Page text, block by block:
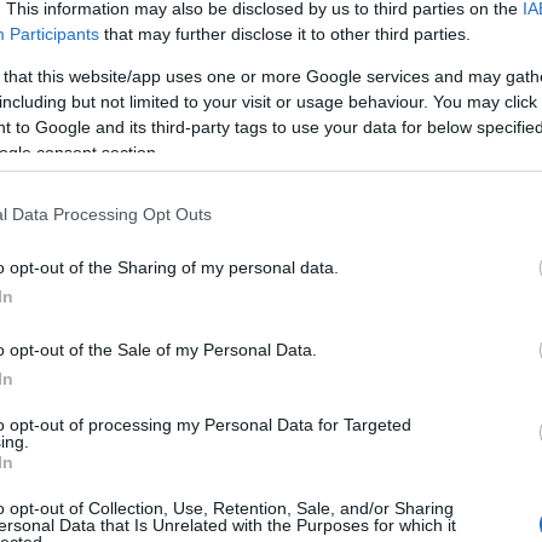
This information may also be disclosed by us to third parties on the
Participants that may further disclose it to other third parties.
that this website/app uses one or more Google services and may
but not limited to your visit or usage behaviour. You may
to Google and its third-party tags to use your data for below
consent section.
Data Processing Opt Outs
opt-out of the Sharing of my personal data.
opt-out of the Sale of my Personal Data.
opt-out of processing my Personal Data for Targeted
opt-out of Collection, Use, Retention, Sale, and/or Sharing
Data that Is Unrelated with the Purposes for which it
11/